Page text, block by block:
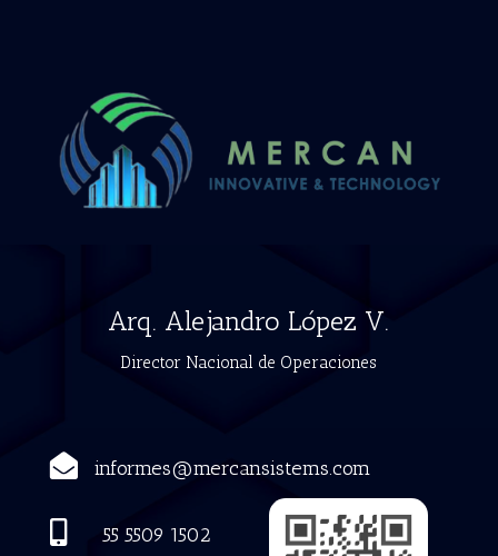
Arq. Alejandro López V.
Director Nacional de Operaciones
 informes@mercansistems.com
 55 5509 1502